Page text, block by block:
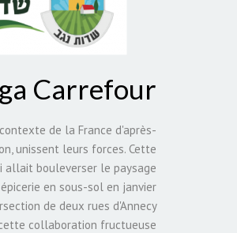
Carrefour
de la France d'après-
unissent leurs forces. Cette
allait bouleverser le paysage
en sous-sol en janvier
de deux rues d'Annecy
collaboration fructueuse.